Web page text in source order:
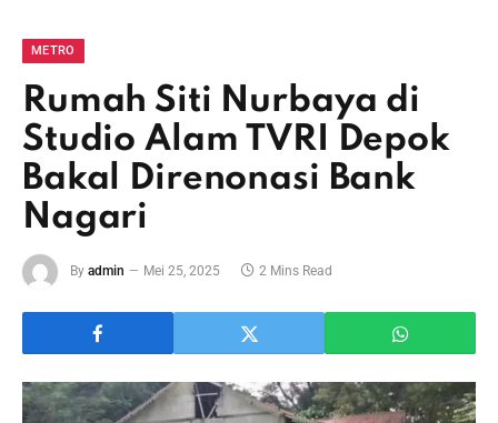
METRO
Rumah Siti Nurbaya di
Studio Alam TVRI Depok
Bakal Direnonasi Bank
Nagari
By admin Mei 25, 2025 2 Mins Read